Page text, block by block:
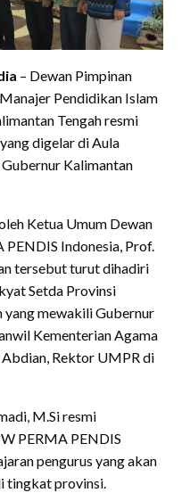
– Dewan Pimpinan
Pendidikan Islam
Tengah resmi
digelar di Aula
Kalimantan
Ketua Umum Dewan
PENDIS Indonesia, Prof.
tersebut turut dihadiri
Setda Provinsi
yang mewakili Gubernur
Kementerian Agama
Abdian, Rektor UMPR di
M.Si resmi
PERMA PENDIS
pengurus yang akan
tingkat provinsi.